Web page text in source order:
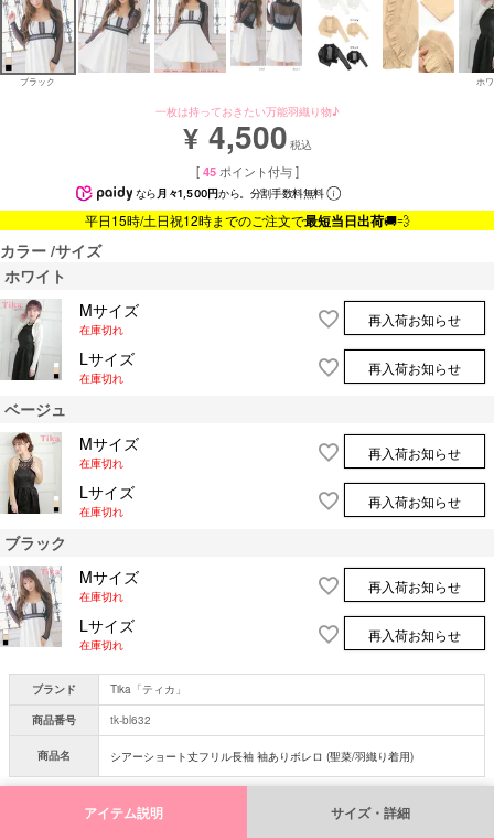
ブラック ホ
一枚は持っておきたい万能羽織り物♪
¥ 4,500 税込
[ 45 ポイント付与 ]
なら月々1,500円から。分割手数料無料
平日15時/土日祝12時までのご注文で最短当日出荷🚚💨
カラー サイズ
ホワイト
Mサイズ
在庫切れ
再入荷お知らせ
Lサイズ
在庫切れ
再入荷お知らせ
ベージュ
Mサイズ
在庫切れ
再入荷お知らせ
Lサイズ
在庫切れ
再入荷お知らせ
ブラック
Mサイズ
在庫切れ
再入荷お知らせ
Lサイズ
在庫切れ
再入荷お知らせ
ブランド
Tika「ティカ」
商品番号
tk-bl632
商品名 シアーショート丈フリル長袖 袖ありボレロ (聖菜/羽織り着用)
アイテム説明 サイズ・詳細